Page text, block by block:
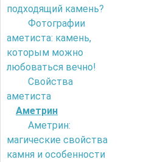
подходящий камень?
Фотографии
аметиста: камень,
которым можно
любоваться вечно!
Свойства
аметиста
Аметрин
Аметрин:
магические свойства
камня и особенности